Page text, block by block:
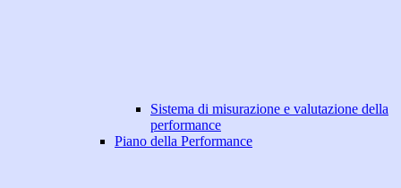
Sistema di misurazione e valutazione della
performance
Piano della Performance